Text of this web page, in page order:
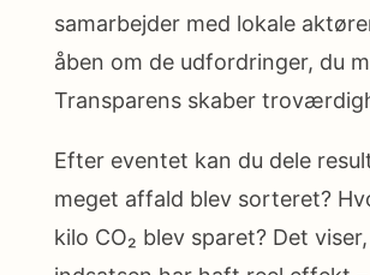
samarbejder med lokale
åben om de udfordringer, du
Transparens skaber
Efter eventet kan du dele
meget affald blev sorteret?
kilo CO₂ blev sparet? Det